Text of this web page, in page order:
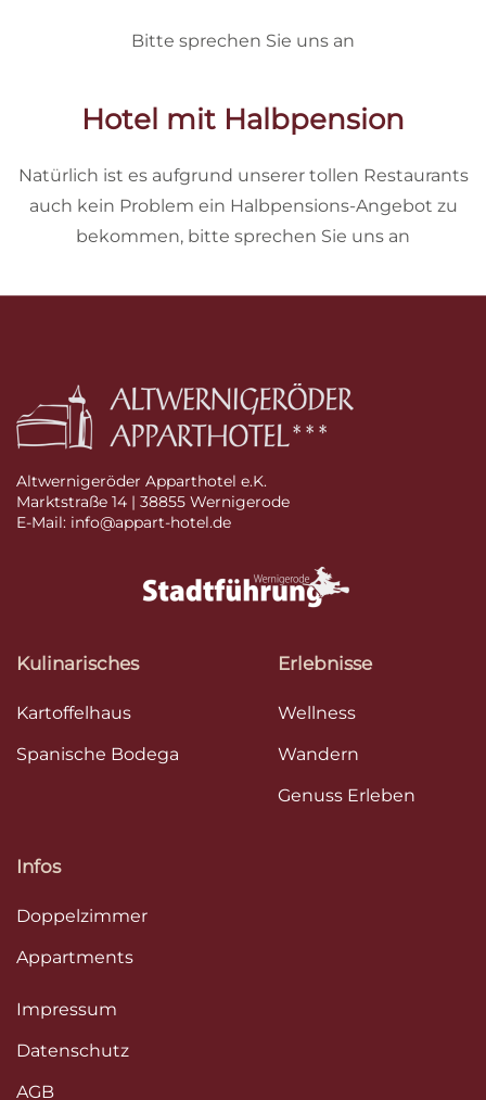
Bitte sprechen Sie uns an
Hotel mit Halbpension
Natürlich ist es aufgrund unserer tollen Restaurants
auch kein Problem ein Halbpensions-Angebot zu
bekommen, bitte sprechen Sie uns an
Altwernigeröder Apparthotel e.K.
Marktstraße 14 | 38855 Wernigerode
E-Mail: info@appart-hotel.de
Kulinarisches
Kartoffelhaus
Spanische Bodega
Erlebnisse
Wellness
Wandern
Genuss Erleben
Infos
Doppelzimmer
Appartments
Impressum
Datenschutz
AGB